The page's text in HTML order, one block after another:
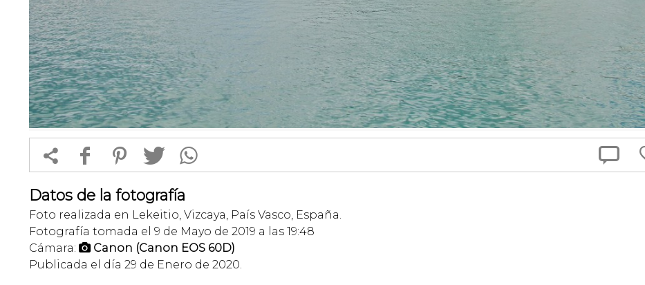
 f 1 T  
Datos de la fotografía
Foto realizada en Lekeitio, Vizcaya, País Vasco, España.
Fotografía tomada el 9 de Mayo de 2019 a las 19:48
Cámara:  Canon (Canon EOS 60D)
Publicada el día 29 de Enero de 2020.